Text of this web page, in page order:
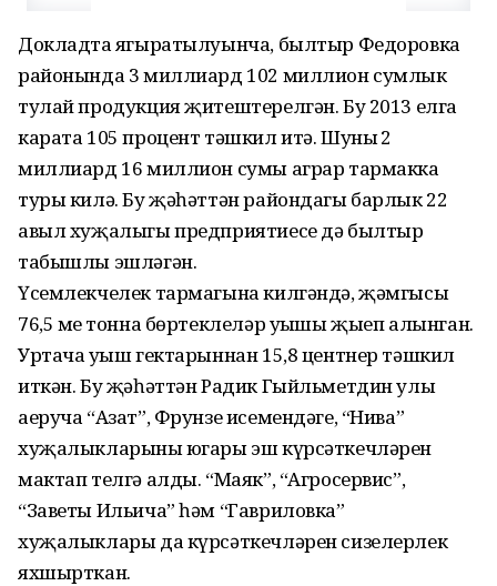
Докладта яңгыратылуынча, былтыр Федоровка
районында 3 миллиард 102 миллион сумлык
тулай продукция җитештерелгән. Бу 2013 елга
карата 105 процент тәшкил итә. Шуның 2
миллиард 16 миллион сумы аграр тармакка
туры килә. Бу җәһәттән райондагы барлык 22
авыл хуҗалыгы предприятиесе дә былтыр
табышлы эшләгән.
Үсемлекчелек тармагына килгәндә, җәмгысы
76,5 мең тонна бөртеклеләр уңышы җыеп алынган.
Уртача уңыш гектарыннан 15,8 центнер тәшкил
иткән. Бу җәһәттән Радик Гыйльметдин улы
аеруча “Азат”, Фрунзе исемендәге, “Нива”
хуҗалыкларының югары эш күрсәткечләрен
мактап телгә алды. “Маяк”, “Агросервис”,
“Заветы Ильича” һәм “Гавриловка”
хуҗалыклары да күрсәткеч­ләрен сизелерлек
яхшырткан.